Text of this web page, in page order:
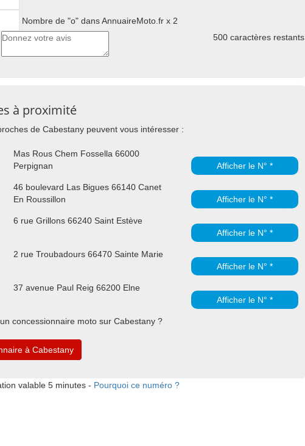
Nombre de "o" dans AnnuaireMoto.fr x 2
500 caractères restants
à proximité
de Cabestany peuvent vous intéresser :
Mas Rous Chem Fossella 66000
Perpignan
Afficher le N° *
46 boulevard Las Bigues 66140 Canet
En Roussillon
Afficher le N° *
6 rue Grillons 66240 Saint Estève
Afficher le N° *
2 rue Troubadours 66470 Sainte Marie
Afficher le N° *
37 avenue Paul Reig 66200 Elne
Afficher le N° *
concessionnaire moto sur Cabestany ?
à Cabestany
valable 5 minutes - Pourquoi ce numéro ?